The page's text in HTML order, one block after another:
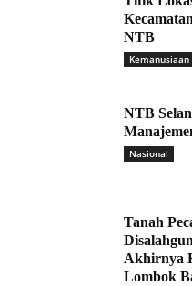
NTB
Kemanusiaan
NTB
Nasional
Tanah
Akhirnya
Lombok